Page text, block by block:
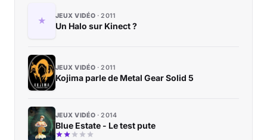
JEUX VIDÉO 2011
Un Halo sur Kinect ?
JEUX VIDÉO 2011
Kojima parle de Metal Gear Solid 5
JEUX VIDÉO 2014
Blue Estate - Le test pute